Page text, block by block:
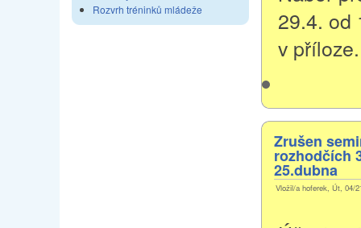
Rozvrh tréninků mládeže
29.4. od
v příloze.
Zrušen
rozhodčích
25.dubna
Vložil/a hoferek, Út, 04/